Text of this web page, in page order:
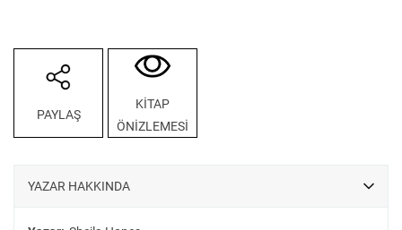
analiz sunuyor.
Edebî Coğrafya, hem edebiyat araştırmacıları hem de coğrafyacılar
için sözcüklerin dünyasıyla mekânın haritasını bir araya getirerek
disiplinlerin sınırlarını aşan eşsiz bir kaynak. Edebiyatın mekânı nasıl
şekillendirdiğini ve mekânın edebiyat üzerindeki etkilerini keşfetmek
raflarda!
PAYLAŞ
KİTAP
ÖNİZLEMESİ
YAZAR HAKKINDA